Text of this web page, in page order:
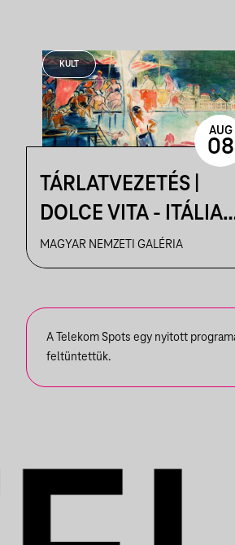
KULT
TÁRLATVEZETÉS |
DOLCE VITA - ITÁLIA
ÉLMÉNYE A MAGYAR
MŰVÉSZETBEN
MAGYAR NEMZETI GALÉRIA
AUG
08
A Telekom Spots egy nyitott
feltüntettük.